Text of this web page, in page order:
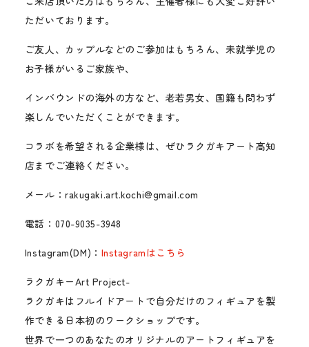
ただいております。
ご友人、カップルなどのご参加はもちろん、未就学児の
お子様がいるご家族や、
インバウンドの海外の方など、老若男女、国籍も問わず
楽しんでいただくことができます。
コラボを希望される企業様は、ぜひラクガキアート高知
店までご連絡ください。
メール：rakugaki.art.kochi@gmail.com
電話：070-9035-3948
Instagram(DM)： Instagramはこちら
ラクガキーArt Project-
ラクガキはフルイドアートで自分だけのフィギュアを製
作できる日本初のワークショップです。
世界で一つのあなたのオリジナルのアートフィギュアを